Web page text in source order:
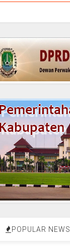
POPULAR NEWS